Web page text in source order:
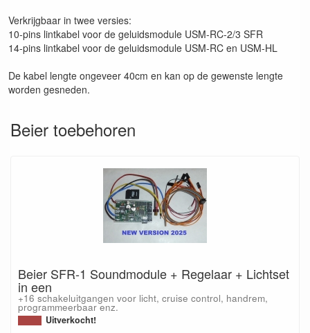
Verkrijgbaar in twee versies:
10-pins lintkabel voor de geluidsmodule USM-RC-2/3 SFR
14-pins lintkabel voor de geluidsmodule USM-RC en USM-HL
De kabel lengte ongeveer 40cm en kan op de gewenste lengte
worden gesneden.
Beier toebehoren
Beier SFR-1 Soundmodule + Regelaar + Lichtset
in een
+16 schakeluitgangen voor licht, cruise control, handrem,
programmeerbaar enz.
Uitverkocht!